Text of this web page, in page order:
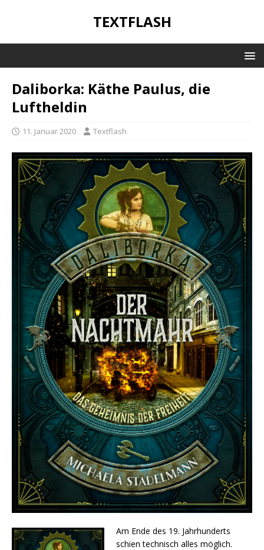
TEXTFLASH
Daliborka: Käthe Paulus, die
Luftheldin
11. Januar 2020 Textflash
Am Ende des 19. Jahrhunderts
schien technisch alles möglich.